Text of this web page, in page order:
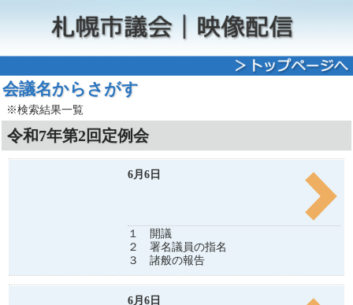
会議名からさがす
※検索結果一覧
令和7年第2回定例会
6月6日
１ 開議
２ 署名議員の指名
３ 諸般の報告
6月6日